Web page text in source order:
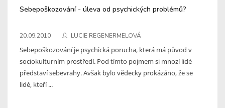
Sebepoškozování - úleva od psychických problémů?
20.09.2010 LUCIE REGENERMELOVÁ
Sebepoškozování je psychická porucha, která má původ v
sociokulturním prostředí. Pod tímto pojmem si mnozí lidé
představí sebevrahy. Avšak bylo vědecky prokázáno, že se
lidé, kteří ...